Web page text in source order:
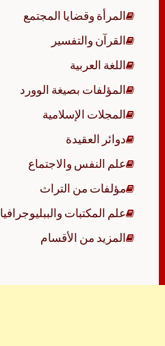
المرأة وقضايا المجتمع
القرآن والتفسير
اللغة العربية
المؤلفات بصيغة الوورد
المجلات الإسلامية
دوائر العقيدة
علم النفس والاجتماع
مؤلفات من التراث
علم المكتبات والببليوجرافيا
المزيد من الأقسام